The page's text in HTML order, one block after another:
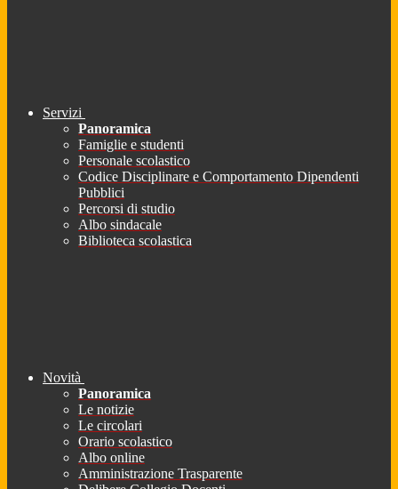
Servizi
Panoramica
Famiglie e studenti
Personale scolastico
Codice Disciplinare e Comportamento Dipendenti
Pubblici
Percorsi di studio
Albo sindacale
Biblioteca scolastica
Novità
Panoramica
Le notizie
Le circolari
Orario scolastico
Albo online
Amministrazione Trasparente